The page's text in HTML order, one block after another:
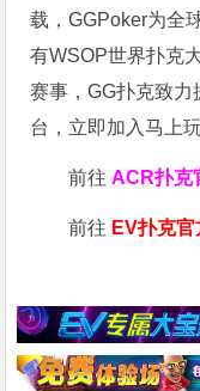
载，GGPoker为全
有WSOP世界扑克
赛事，GG扑克致
台，立即加入马上
前往ACR扑克
前往 EV扑克